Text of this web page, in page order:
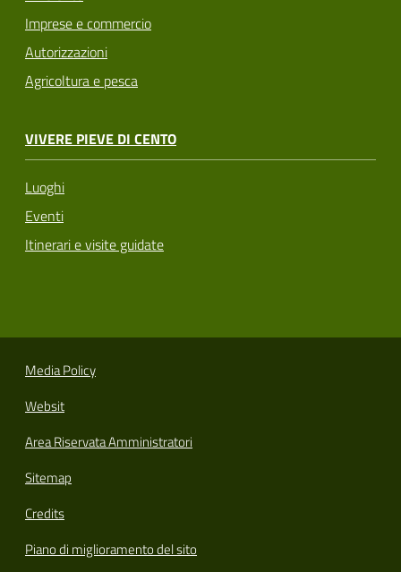
Imprese e commercio
Autorizzazioni
Agricoltura e pesca
VIVERE PIEVE DI CENTO
Luoghi
Eventi
Itinerari e visite guidate
Media Policy
Websit
Area Riservata Amministratori
Sitemap
Credits
Piano di miglioramento del sito